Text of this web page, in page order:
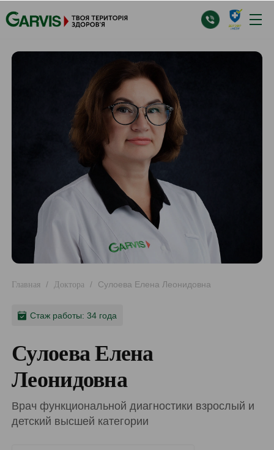
Главная / Доктора / Сулоева Елена Леонидовна
Стаж работы: 34 года
Сулоева Елена
Леонидовна
Врач функциональной диагностики взрослый и
детский высшей категории